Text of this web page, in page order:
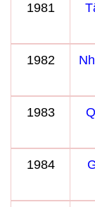
1981
1982
1983
1984